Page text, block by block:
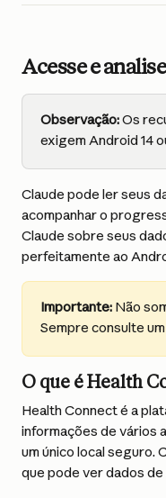
Acesse e
Observação: Os
exigem Android 14
Claude pode ler seus
acompanhar o
Claude sobre seus
perfeitamente ao
Importante: Não
Sempre consulte
O que é Health
Health Connect é a
informações de vários
um único local seguro.
que pode ver dados